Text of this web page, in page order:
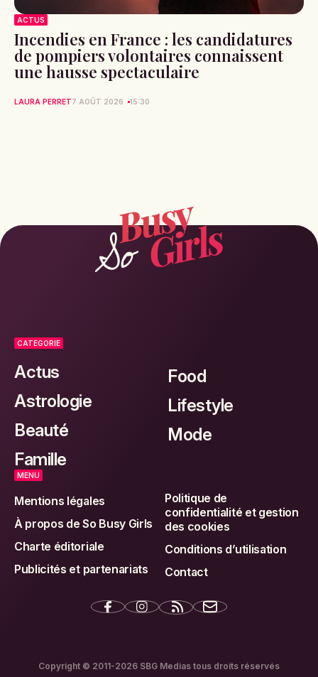
ACTUS
Incendies en France : les candidatures
de pompiers volontaires connaissent
une hausse spectaculaire
LAURA PERRET7 AOÛT 2026 15:30
CATEGORIE
Actus
Astrologie
Beauté
Famille
Food
Lifestyle
Mode
MENU
Mentions légales
À propos de So Busy Girls
Charte éditoriale
Publicités et partenariats
Politique de
confidentialité et gestion
des cookies
Conditions d’utilisation
Contact
Copyright © 2011-2026 SBG Medias tous droits réservés